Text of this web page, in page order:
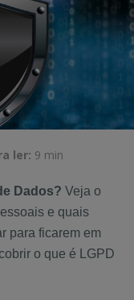
ler: 9 min
Dados? Veja o
e quais
para ficarem em
o que é LGPD